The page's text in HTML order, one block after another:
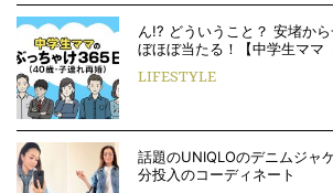
ん!? どういうこと？ 安堵か
ぼほぼ当たる！【中学生ママ
LIFESTYLE
話題のUNIQLOのデニムジャ
分投入のコーディネート